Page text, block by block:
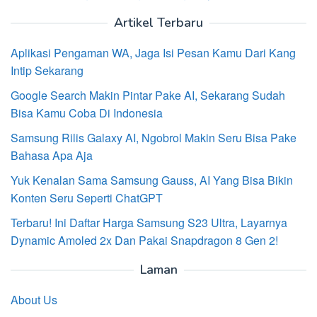
Artikel Terbaru
Aplikasi Pengaman WA, Jaga Isi Pesan Kamu Dari Kang
Intip Sekarang
Google Search Makin Pintar Pake AI, Sekarang Sudah
Bisa Kamu Coba Di Indonesia
Samsung Rilis Galaxy AI, Ngobrol Makin Seru Bisa Pake
Bahasa Apa Aja
Yuk Kenalan Sama Samsung Gauss, AI Yang Bisa Bikin
Konten Seru Seperti ChatGPT
Terbaru! Ini Daftar Harga Samsung S23 Ultra, Layarnya
Dynamic Amoled 2x Dan Pakai Snapdragon 8 Gen 2!
Laman
About Us